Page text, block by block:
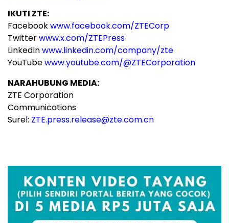
IKUTI ZTE:
Facebookwww.facebook.com/ZTECorp
Twitterwww.x.com/ZTEPress
LinkedInwww.linkedin.com/company/zte
YouTubewww.youtube.com/@ZTECorporation
NARAHUBUNG MEDIA:
ZTE Corporation
Communications
Surel: ZTE.press.release@zte.com.cn